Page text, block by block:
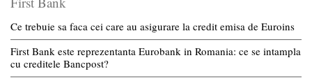
Ce trebuie sa faca cei care au asigurare la credit emisa de Euroins
First Bank este reprezentanta Eurobank in Romania: ce se intampla
cu creditele Bancpost?